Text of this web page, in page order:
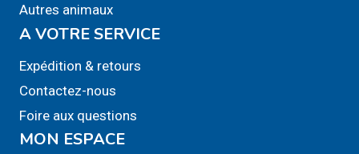
être
choisies
page
du
produit
Autres animaux
A VOTRE SERVICE
Expédition & retours
Contactez-nous
Foire aux questions
MON ESPACE